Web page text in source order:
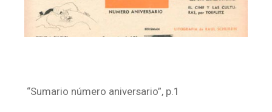
“Sumario número aniversario”, p.1